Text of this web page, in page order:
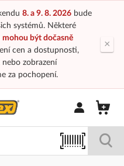
8. a 9. 8. 2026bude
systémů. Některé
mohou být dočasně
cen a dostupnosti,
zobrazení
za pochopení.
×
Přihlásit/